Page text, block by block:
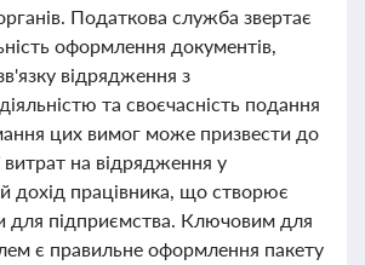
Податкова служба звертає
оформлення документів,
відрядження з
та своєчасність подання
цих вимог може призвести до
витрат на відрядження у
дохід працівника, що створює
для підприємства. Ключовим для
є правильне оформлення пакету